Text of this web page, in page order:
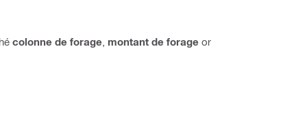
colonne de forage montant de forage or